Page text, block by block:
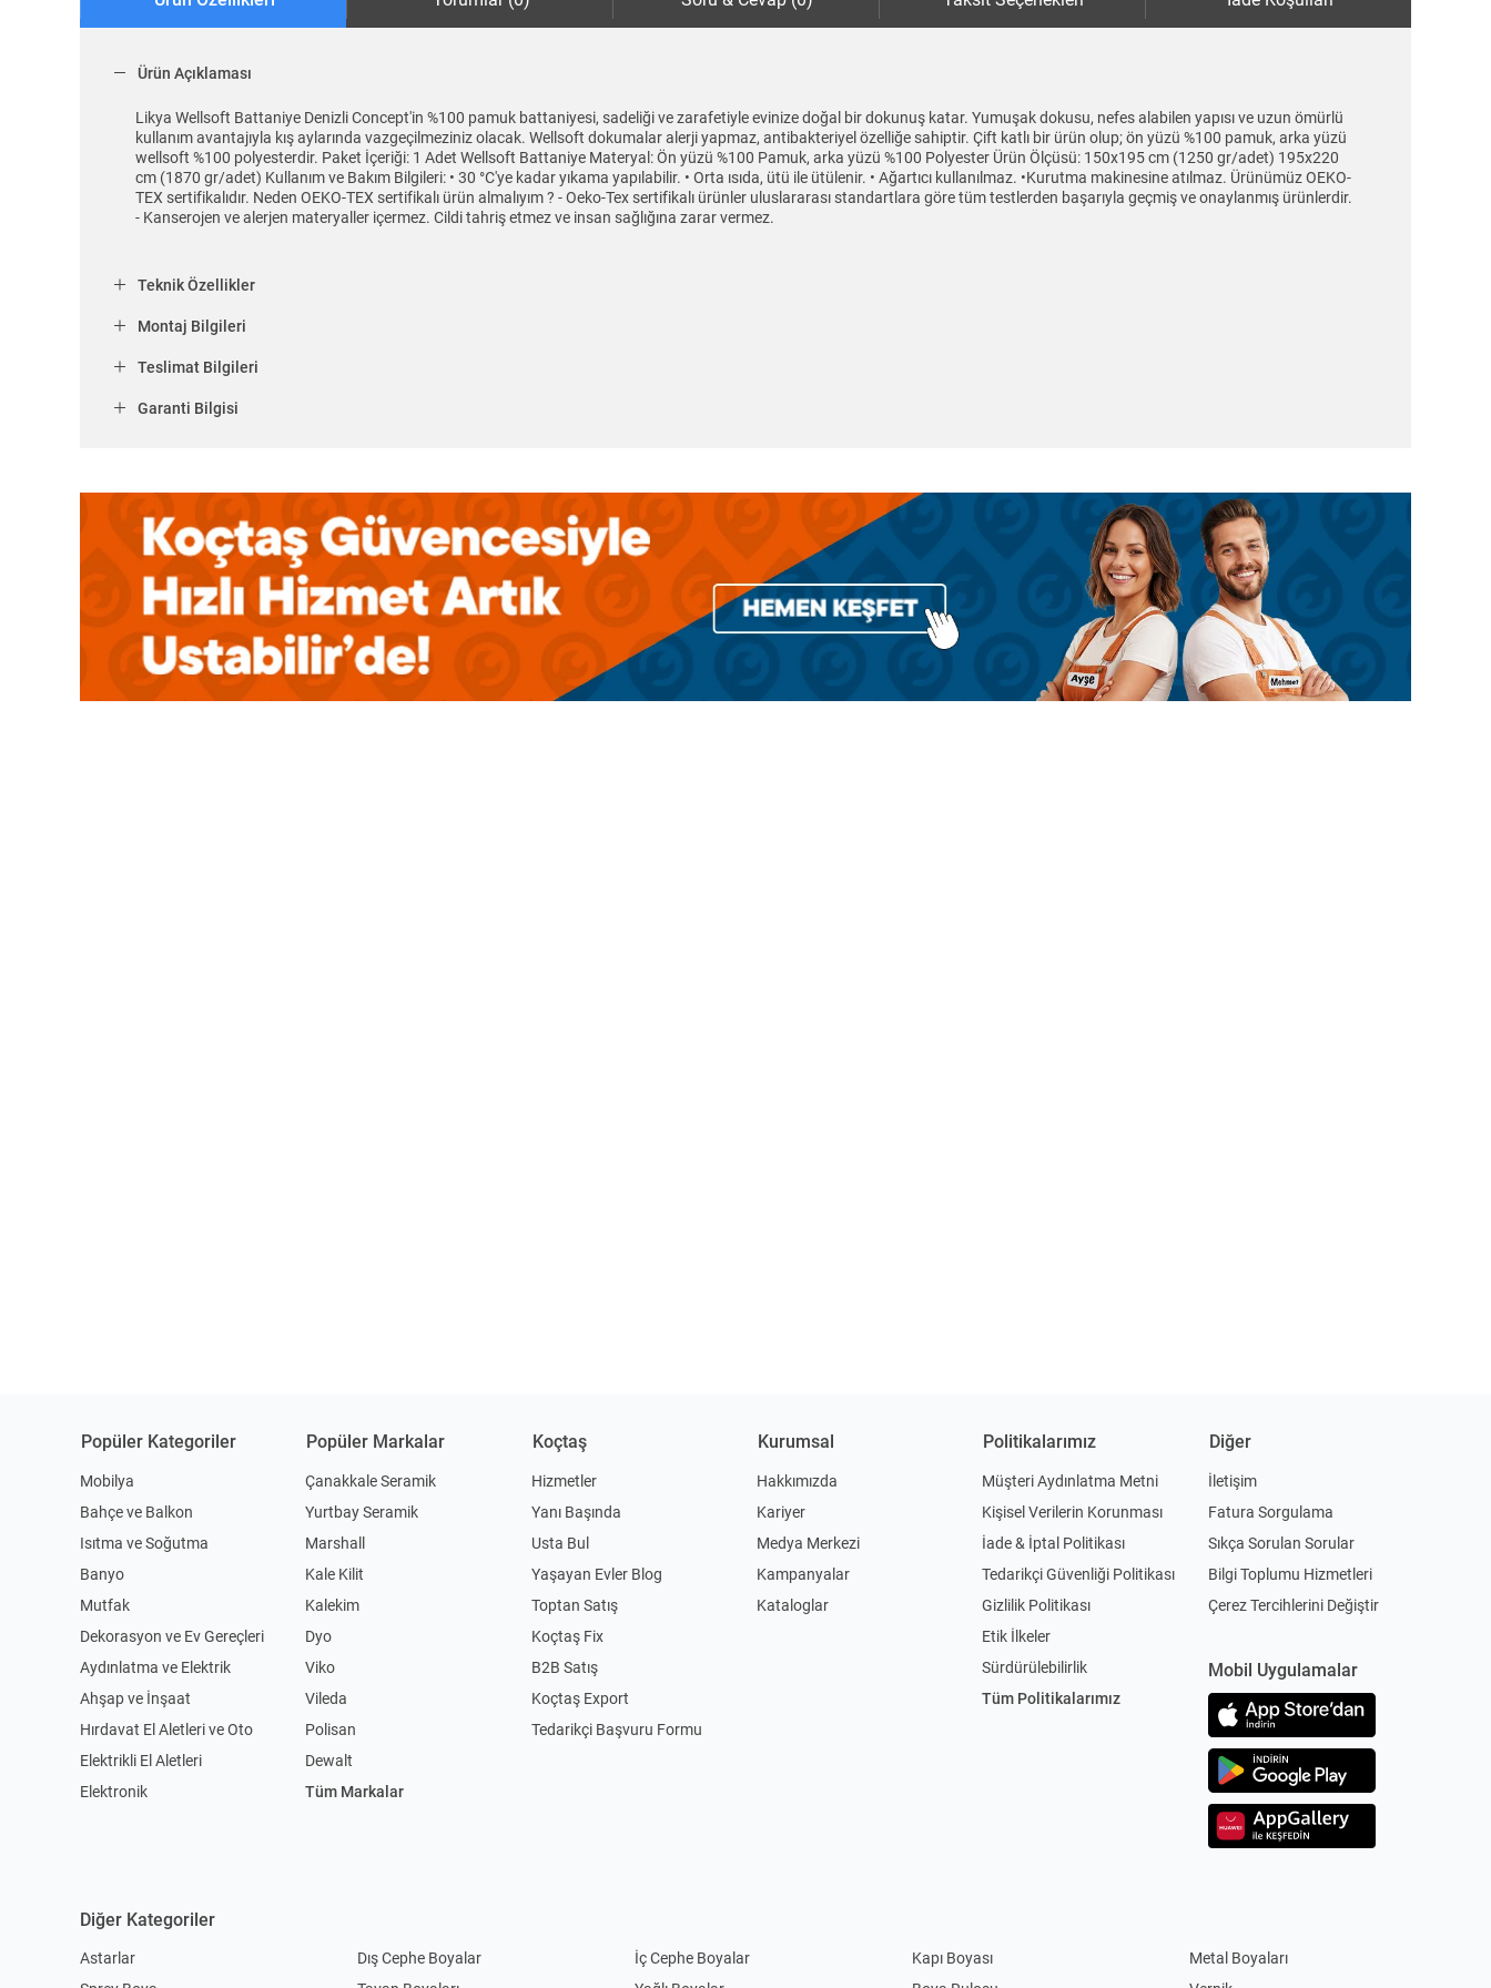
Ürün Açıklaması
Likya Wellsoft Battaniye Denizli Concept'in %100 pamuk battaniyesi, sadeliği ve zarafetiyle evinize doğal bir dokunuş katar. Yumuşak dokusu, nefes alabilen yapısı ve uzun ömürlü
kullanım avantajıyla kış aylarında vazgeçilmeziniz olacak. Wellsoft dokumalar alerji yapmaz, antibakteriyel özelliğe sahiptir. Çift katlı bir ürün olup; ön yüzü %100 pamuk, arka yüzü
wellsoft %100 polyesterdir. Paket İçeriği: 1 Adet Wellsoft Battaniye Materyal: Ön yüzü %100 Pamuk, arka yüzü %100 Polyester Ürün Ölçüsü: 150x195 cm (1250 gr/adet) 195x220
cm (1870 gr/adet) Kullanım ve Bakım Bilgileri: • 30 °C'ye kadar yıkama yapılabilir. • Orta ısıda, ütü ile ütülenir. • Ağartıcı kullanılmaz. •Kurutma makinesine atılmaz. Ürünümüz OEKO-
TEX sertifikalıdır. Neden OEKO-TEX sertifikalı ürün almalıyım ? - Oeko-Tex sertifikalı ürünler uluslararası standartlara göre tüm testlerden başarıyla geçmiş ve onaylanmış ürünlerdir.
- Kanserojen ve alerjen materyaller içermez. Cildi tahriş etmez ve insan sağlığına zarar vermez.
Teknik Özellikler
Montaj Bilgileri
Teslimat Bilgileri
Garanti Bilgisi
Popüler Kategoriler
Mobilya
Bahçe ve Balkon
Isıtma ve Soğutma
Banyo
Mutfak
Dekorasyon ve Ev Gereçleri
Aydınlatma ve Elektrik
Ahşap ve İnşaat
Hırdavat El Aletleri ve Oto
Elektrikli El Aletleri
Elektronik
Popüler Markalar
Çanakkale Seramik
Yurtbay Seramik
Marshall
Kale Kilit
Kalekim
Dyo
Viko
Vileda
Polisan
Dewalt
Tüm Markalar
Koçtaş
Hizmetler
Yanı Başında
Usta Bul
Yaşayan Evler Blog
Toptan Satış
Koçtaş Fix
B2B Satış
Koçtaş Export
Tedarikçi Başvuru Formu
Kurumsal
Hakkımızda
Kariyer
Medya Merkezi
Kampanyalar
Kataloglar
Politikalarımız
Müşteri Aydınlatma Metni
Kişisel Verilerin Korunması
İade & İptal Politikası
Tedarikçi Güvenliği Politikası
Gizlilik Politikası
Etik İlkeler
Sürdürülebilirlik
Tüm Politikalarımız
Diğer
İletişim
Fatura Sorgulama
Sıkça Sorulan Sorular
Bilgi Toplumu Hizmetleri
Çerez Tercihlerini Değiştir
Mobil Uygulamalar
Diğer Kategoriler
Astarlar Dış Cephe Boyalar İç Cephe Boyalar Kapı Boyası
Metal Boyaları